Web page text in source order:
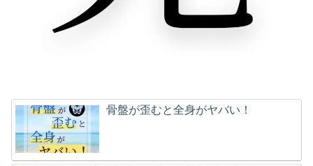
骨盤が歪むと全身がヤバい！